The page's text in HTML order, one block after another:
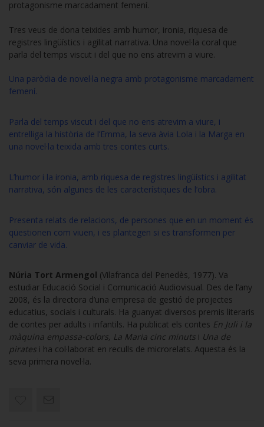
protagonisme marcadament femení.
Tres veus de dona teixides amb humor, ironia, riquesa de
registres lingüístics i agilitat narrativa. Una novel·la coral que
parla del temps viscut i del que no ens atrevim a viure.
Una paròdia de novel·la negra amb protagonisme marcadament
femení.
Parla del temps viscut i del que no ens atrevim a viure, i
entrelliga la història de l’Emma, la seva àvia Lola i la Marga en
una novel·la teixida amb tres contes curts.
L’humor i la ironia, amb riquesa de registres lingüístics i agilitat
narrativa, són algunes de les característiques de l’obra.
Presenta relats de relacions, de persones que en un moment és
qüestionen com viuen, i es plantegen si es transformen per
canviar de vida.
Núria Tort Armengol (Vilafranca del Penedès, 1977). Va
estudiar Educació Social i Comunicació Audiovisual. Des de l’any
2008, és la directora d’una empresa de gestió de projectes
educatius, socials i culturals. Ha guanyat diversos premis literaris
de contes per adults i infantils. Ha publicat els contes En Juli i la
màquina empassa-colors, La Maria cinc minuts i Una de
pirates i ha col·laborat en reculls de microrelats. Aquesta és la
seva primera novel·la.